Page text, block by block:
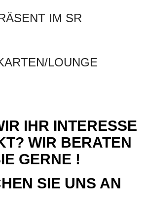
IM SR
LOUNGE
IHR INTERESSE
WIR BERATEN
GERNE !
SIE UNS AN